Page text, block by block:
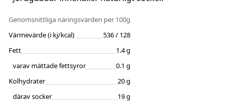
Genomsnittliga näringsvärden per 100g
Värmevärde (i kj/kcal)
536 / 128
Fett
1.4 g
varav mättade fettsyror
0.1 g
Kolhydrater
20 g
därav socker
19 g